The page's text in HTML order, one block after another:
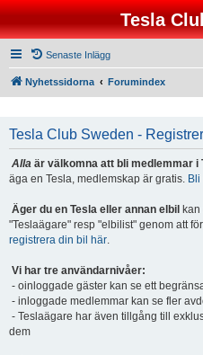
Tesla
Senaste Inlägg
Nyhetssidorna Forumindex
Tesla Club Sweden -
Alla är välkomna att bli medlemmar i
äga en Tesla, medlemskap är gratis.
Äger du en Tesla eller annan elbil
"Teslaägare" resp "elbilist" genom att
registrera din bil här.
Vi har tre användarnivåer:
- oinloggade gäster kan se ett
- inloggade medlemmar kan se fler
- Teslaägare har även tillgång till
dem